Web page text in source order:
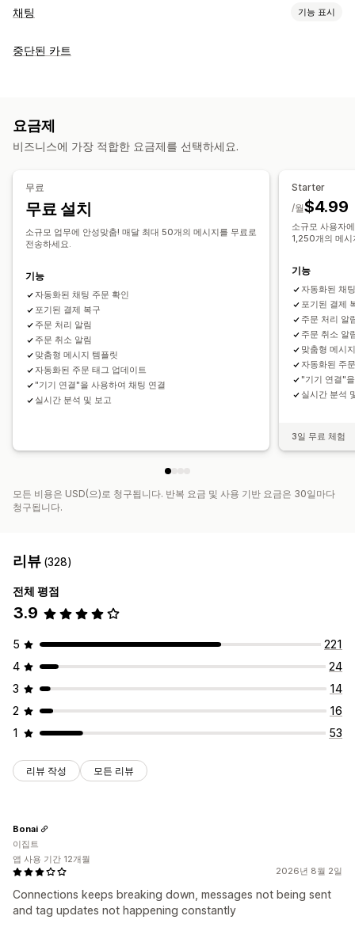
채팅 기능 표시
실시간 메시지 전달
카트 복구
리뷰 요청
배송 알림 주문 업데이트 교차 판매
색상 및 글꼴
환영 메시지 채팅 버튼
에이전트 아바타
중단된 카트
요금제
비즈니스에 가장 적합한 요금제를 선택하세요.
무료
무료 설치
소규모 업무에 안성맞춤! 매달 최대 50개의 메시지를 무료로
전송하세요.
기능
자동화된 채팅 주문 확인
포기된 결제 복구
주문 처리 알림
주문 취소 알림
맞춤형 메시지 템플릿
자동화된 주문 태그 업데이트
"기기 연결"을 사용하여 채팅 연결
실시간 분석 및 보고
Starter
$4.99
/월
소규모 사용자
1,250개의 메
기능
자동화된 채
포기된 결제
주문 처리 알
주문 취소 알
맞춤형 메시
자동화된 주
"기기 연결"
실시간 분석
3일 무료 체험
모든 비용은 USD(으)로 청구됩니다. 반복 요금 및 사용 기반 요금은 30일마다
청구됩니다.
리뷰 (328)
전체 평점
3.9
5
221
4
24
3
14
2
16
1
53
리뷰 작성 모든 리뷰
2026년 8월 2일
Connections keeps breaking down, messages not being sent
and tag updates not happening constantly
Bonai
이집트
앱 사용 기간 12개월